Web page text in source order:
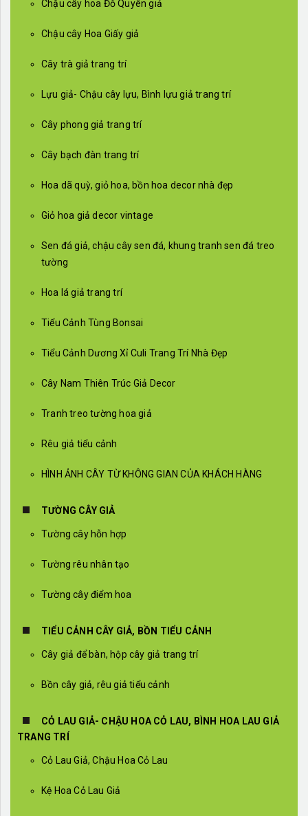
Chậu cây hoa Đỗ Quyên giả
Chậu cây Hoa Giấy giả
Cây trà giả trang trí
Lựu giả- Chậu cây lựu, Bình lựu giả trang trí
Cây phong giả trang trí
Cây bạch đàn trang trí
Hoa dã quỳ, giỏ hoa, bồn hoa decor nhà đẹp
Giỏ hoa giả decor vintage
Sen đá giả, chậu cây sen đá, khung tranh sen đá treo
tường
Hoa lá giả trang trí
Tiểu Cảnh Tùng Bonsai
Tiểu Cảnh Dương Xỉ Culi Trang Trí Nhà Đẹp
Cây Nam Thiên Trúc Giả Decor
Tranh treo tường hoa giả
Rêu giả tiểu cảnh
HÌNH ẢNH CÂY TỪ KHÔNG GIAN CỦA KHÁCH HÀNG
TƯỜNG CÂY GIẢ
Tường cây hỗn hợp
Tường rêu nhân tạo
Tường cây điểm hoa
TIỂU CẢNH CÂY GIẢ, BỒN TIỂU CẢNH
Cây giả để bàn, hộp cây giả trang trí
Bồn cây giả, rêu giả tiểu cảnh
CỎ LAU GIẢ- CHẬU HOA CỎ LAU, BÌNH HOA LAU GIẢ
TRANG TRÍ
Cỏ Lau Giả, Chậu Hoa Cỏ Lau
Kệ Hoa Cỏ Lau Giả